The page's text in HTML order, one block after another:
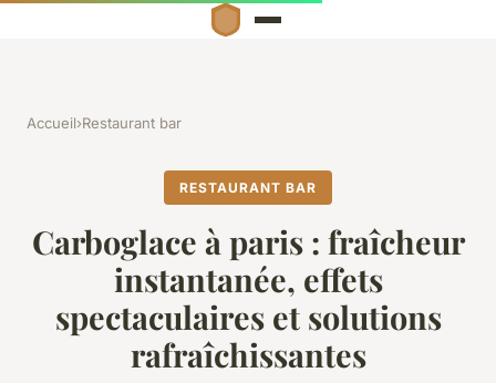
Accueil›Restaurant bar
RESTAURANT BAR
Carboglace à paris : fraîcheur
instantanée, effets
spectaculaires et solutions
rafraîchissantes